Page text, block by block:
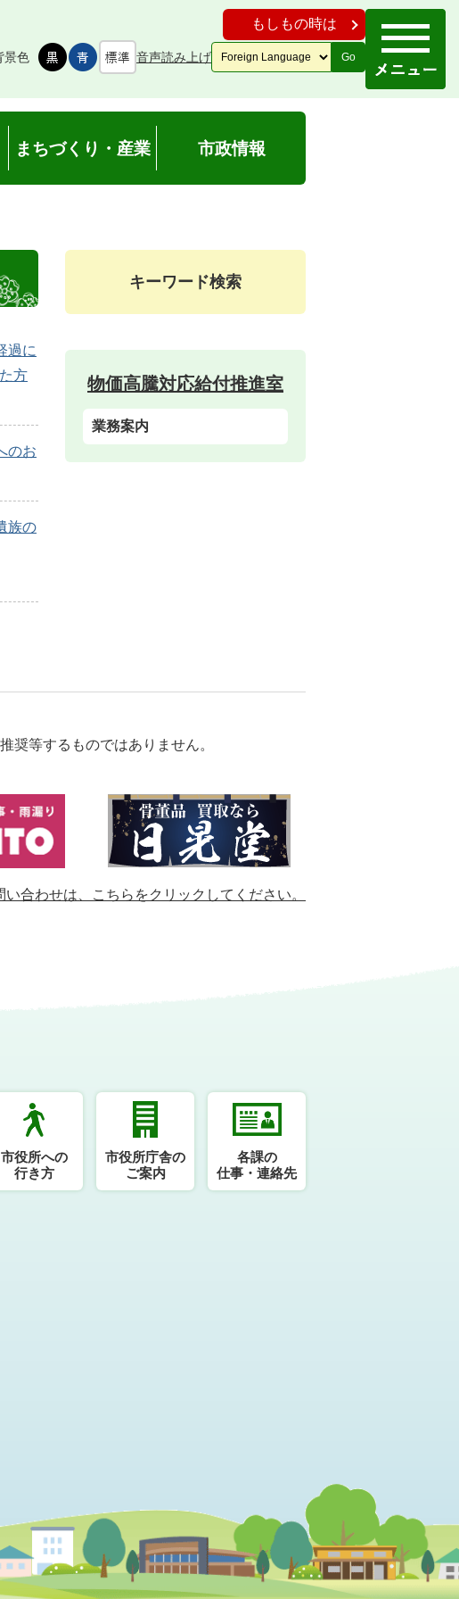
もしもの時は
景色 音声読み上げ Go
まちづくり・産業 市政情報
過に
方
のお
族の
キーワード検索
物価高騰対応給付推進室
業務案内
奨等するものではありません。
合わせは、 こちらをクリックしてください。
市役所への
行き方
市役所庁舎の
ご案内
各課の
仕事・連絡先